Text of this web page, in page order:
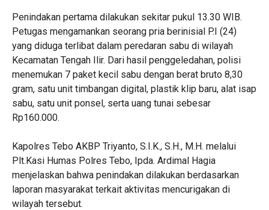
Penindakan pertama dilakukan sekitar pukul 13.30 WIB.
Petugas mengamankan seorang pria berinisial P.I (24)
yang diduga terlibat dalam peredaran sabu di wilayah
Kecamatan Tengah Ilir. Dari hasil penggeledahan, polisi
menemukan 7 paket kecil sabu dengan berat bruto 8,30
gram, satu unit timbangan digital, plastik klip baru, alat isap
sabu, satu unit ponsel, serta uang tunai sebesar
Rp160.000.
Kapolres Tebo AKBP Triyanto, S.I.K., S.H., M.H. melalui
Plt.Kasi Humas Polres Tebo, Ipda. Ardimal Hagia
menjelaskan bahwa penindakan dilakukan berdasarkan
laporan masyarakat terkait aktivitas mencurigakan di
wilayah tersebut.